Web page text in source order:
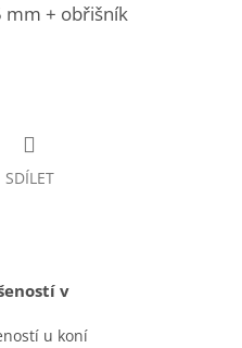
mm + obřišník
SDÍLET
v
u koní